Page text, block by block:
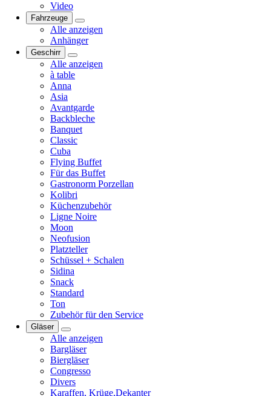
Video
Fahrzeuge
Alle anzeigen
Anhänger
Geschirr
Alle anzeigen
à table
Anna
Asia
Avantgarde
Backbleche
Banquet
Classic
Cuba
Flying Buffet
Für das Buffet
Gastronorm Porzellan
Kolibri
Küchenzubehör
Ligne Noire
Moon
Neofusion
Platzteller
Schüssel + Schalen
Sidina
Snack
Standard
Ton
Zubehör für den Service
Gläser
Alle anzeigen
Bargläser
Biergläser
Congresso
Divers
Karaffen, Krüge,Dekanter